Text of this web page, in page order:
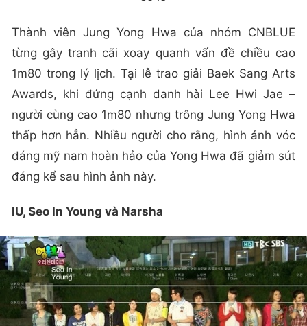
Thành viên Jung Yong Hwa của nhóm CNBLUE
từng gây tranh cãi xoay quanh vấn đề chiều cao
1m80 trong lý lịch. Tại lễ trao giải Baek Sang Arts
Awards, khi đứng cạnh danh hài Lee Hwi Jae –
người cùng cao 1m80 nhưng trông Jung Yong Hwa
thấp hơn hẳn. Nhiều người cho rằng, hình ảnh vóc
dáng mỹ nam hoàn hảo của Yong Hwa đã giảm sút
đáng kể sau hình ảnh này.
IU, Seo In Young và Narsha